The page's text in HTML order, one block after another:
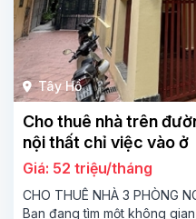
Tây Hồ
Cho thuê nhà trên
nội thất chỉ việc vào ở
Giá: 52 triệu/tháng
CHO THUÊ NHÀ 3 PHÒNG
Bạn đang tìm một không